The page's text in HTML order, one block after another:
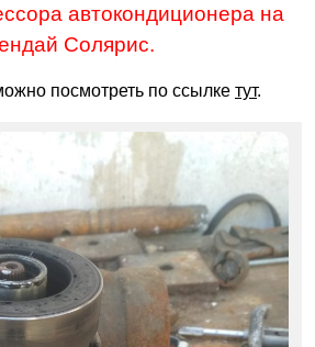
автокондиционера на
Солярис.
посмотреть по ссылке тут.